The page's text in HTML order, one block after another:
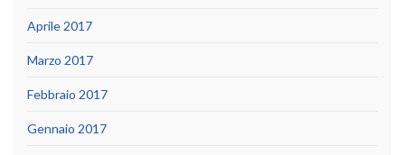
Aprile 2017
Marzo 2017
Febbraio 2017
Gennaio 2017